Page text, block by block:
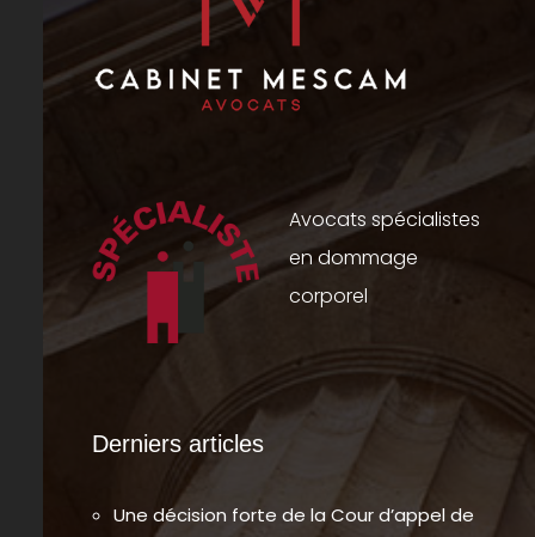
Avocats spécialistes
en dommage
corporel
Derniers articles
Une décision forte de la Cour d’appel de